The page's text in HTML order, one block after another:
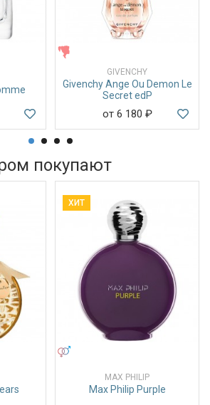
GIVENCHY
Givenchy Ange Ou Demon Le
Secret edP
от 6 180 ₽
покупают
ХИТ
MAX PHILIP
Max Philip Purple